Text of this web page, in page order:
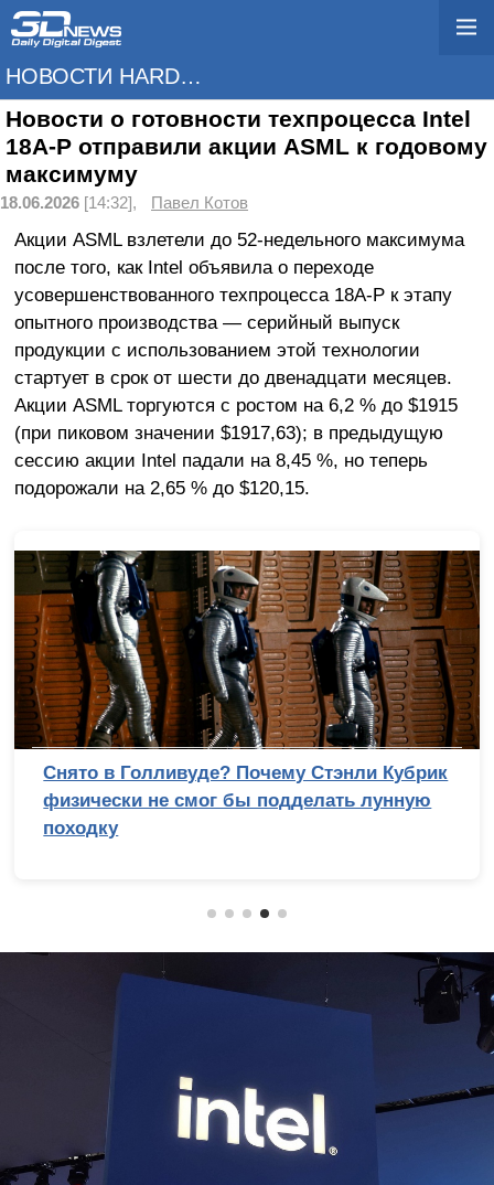
НОВОСТИ HARDWARE
Новости о готовности техпроцесса Intel
18A-P отправили акции ASML к годовому
максимуму
18.06.2026 [14:32], Павел Котов
Акции ASML взлетели до 52-недельного максимума
после того, как Intel объявила о переходе
усовершенствованного техпроцесса 18A-P к этапу
опытного производства — серийный выпуск
продукции с использованием этой технологии
стартует в срок от шести до двенадцати месяцев.
Акции ASML торгуются с ростом на 6,2 % до $1915
(при пиковом значении $1917,63); в предыдущую
сессию акции Intel падали на 8,45 %, но теперь
подорожали на 2,65 % до $120,15.
Снято в Голливуде? Почему Стэнли Кубрик
физически не смог бы подделать лунную
походку